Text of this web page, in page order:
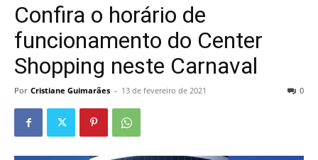
Confira o horário de
funcionamento do Center
Shopping neste Carnaval
Por Cristiane Guimarães - 13 de fevereiro de 2021 0